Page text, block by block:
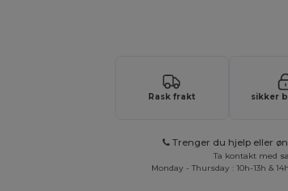
Rask frakt sikker
Trenger du hjelp eller
Ta kontakt med
Monday - Thursday : 10h-13h &